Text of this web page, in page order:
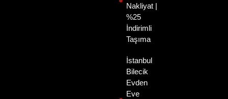
Nakliyat |
%25
İndirimli
Taşıma
İstanbul
Bilecik
Evden
Eve